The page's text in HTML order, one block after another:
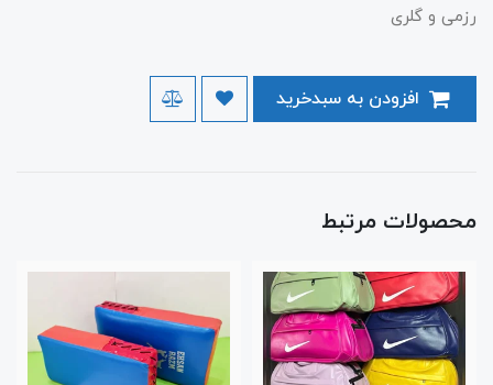
رزمی و گلری
محصولات مرتبط